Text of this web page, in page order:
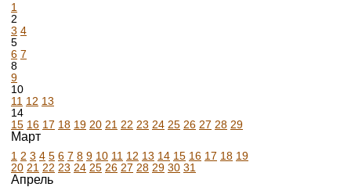
1
2
3 4
5
6 7
8
9
10
11 12 13
14
15 16 17 18 19 20 21 22 23 24 25 26 27 28 29
Март
1 2 3 4 5 6 7 8 9 10 11 12 13 14 15 16 17 18 19
20 21 22 23 24 25 26 27 28 29 30 31
Апрель